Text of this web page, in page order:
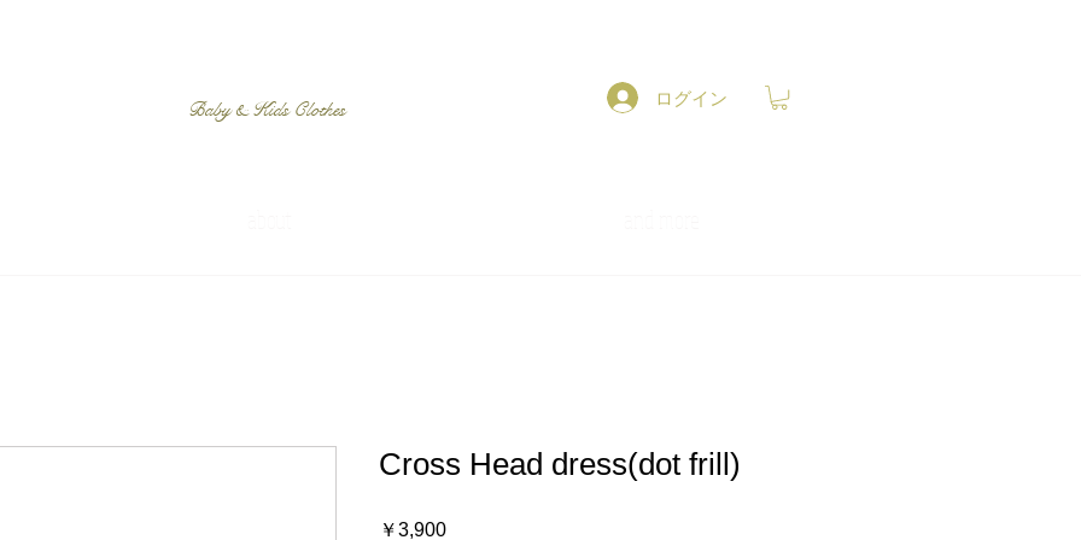
Baby & Kids Clothes ログイン
Cross Head dress(dot frill)
￥3,900価